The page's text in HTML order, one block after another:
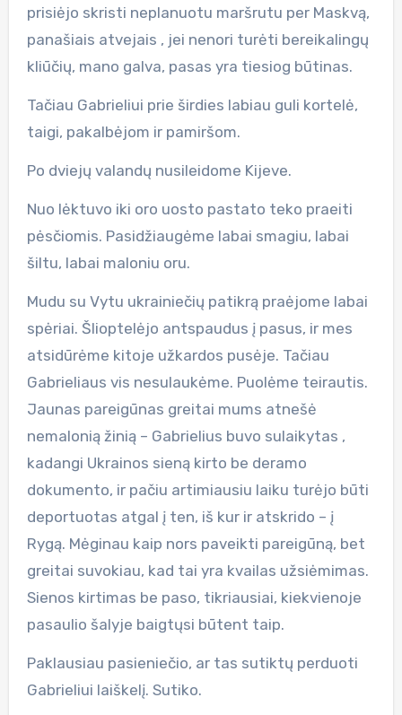
prisiėjo skristi neplanuotu maršrutu per Maskvą,
panašiais atvejais , jei nenori turėti bereikalingų
kliūčių, mano galva, pasas yra tiesiog būtinas.
Tačiau Gabrieliui prie širdies labiau guli kortelė,
taigi, pakalbėjom ir pamiršom.
Po dviejų valandų nusileidome Kijeve.
Nuo lėktuvo iki oro uosto pastato teko praeiti
pėsčiomis. Pasidžiaugėme labai smagiu, labai
šiltu, labai maloniu oru.
Mudu su Vytu ukrainiečių patikrą praėjome labai
spėriai. Šlioptelėjo antspaudus į pasus, ir mes
atsidūrėme kitoje užkardos pusėje. Tačiau
Gabrieliaus vis nesulaukėme. Puolėme teirautis.
Jaunas pareigūnas greitai mums atnešė
nemalonią žinią – Gabrielius buvo sulaikytas ,
kadangi Ukrainos sieną kirto be deramo
dokumento, ir pačiu artimiausiu laiku turėjo būti
deportuotas atgal į ten, iš kur ir atskrido – į
Rygą. Mėginau kaip nors paveikti pareigūną, bet
greitai suvokiau, kad tai yra kvailas užsiėmimas.
Sienos kirtimas be paso, tikriausiai, kiekvienoje
pasaulio šalyje baigtųsi būtent taip.
Paklausiau pasieniečio, ar tas sutiktų perduoti
Gabrieliui laiškelį. Sutiko.